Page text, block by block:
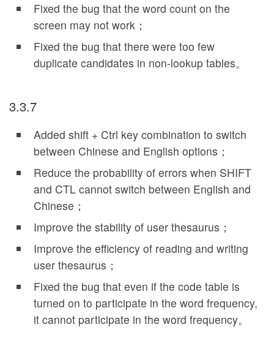
Fixed the bug that the word count on the
screen may not work；
Fixed the bug that there were too few
duplicate candidates in non-lookup tables。
3.3.7
Added shift + Ctrl key combination to switch
between Chinese and English options；
Reduce the probability of errors when SHIFT
and CTL cannot switch between English and
Chinese；
Improve the stability of user thesaurus；
Improve the efficiency of reading and writing
user thesaurus；
Fixed the bug that even if the code table is
turned on to participate in the word frequency,
it cannot participate in the word frequency。